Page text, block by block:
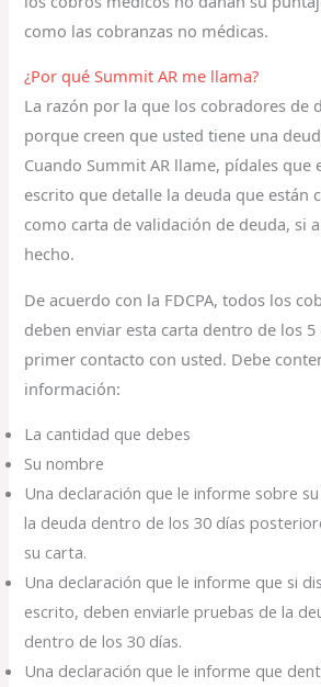
como las cobranzas no médicas.
¿Por qué Summit AR me llama?
La razón por la que los cobradores de
porque creen que usted tiene una
Cuando Summit AR llame, pídales que
escrito que detalle la deuda que están
como carta de validación de deuda, si
hecho.
De acuerdo con la FDCPA, todos los
deben enviar esta carta dentro de los
primer contacto con usted. Debe
información:
La cantidad que debes
Su nombre
Una declaración que le informe sobre
la deuda dentro de los 30 días
su carta.
Una declaración que le informe que si
escrito, deben enviarle pruebas de la
dentro de los 30 días.
Una declaración que le informe que